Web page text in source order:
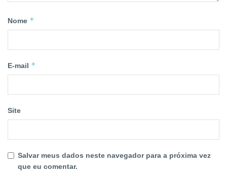
Nome *
E-mail *
Site
Salvar meus dados neste navegador para a próxima vez
que eu comentar.